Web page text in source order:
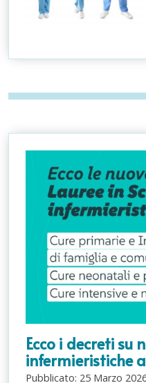
Ecco i decreti su
infermieristiche
Pubblicato: 25 Marzo